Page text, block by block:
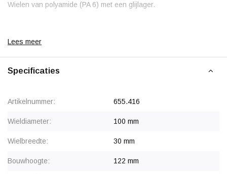
Wielen van polyamide (PA 6) met een glijlager.
Korting vanaf 24 stuks, zie staffelprijzen of neem contact op
voor een offerte.
Lees meer
Specificaties
Artikelnummer: 655.416
Wieldiameter: 100 mm
Wielbreedte: 30 mm
Bouwhoogte: 122 mm